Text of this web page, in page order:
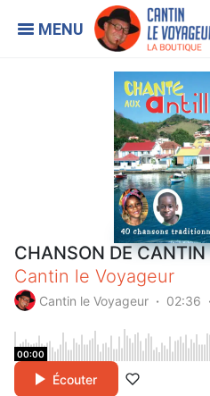
CHANSON DE CANTIN
Cantin le Voyageur
Cantin le Voyageur 02:36
00:00
Écouter